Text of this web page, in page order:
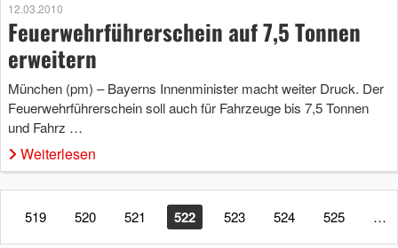
12.03.2010
Feuerwehrführerschein auf 7,5 Tonnen
erweitern
München (pm) – Bayerns Innenminister macht weiter Druck. Der
Feuerwehrführerschein soll auch für Fahrzeuge bis 7,5 Tonnen
und Fahrz …
Weiterlesen
519 520 521 522 523 524 525 …